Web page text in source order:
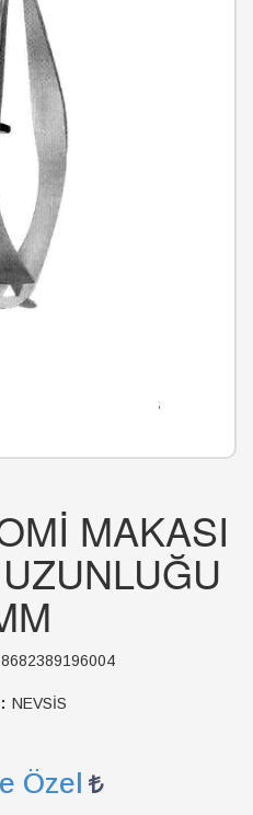
MAKASI
8682389196004
NEVSİS
Özel